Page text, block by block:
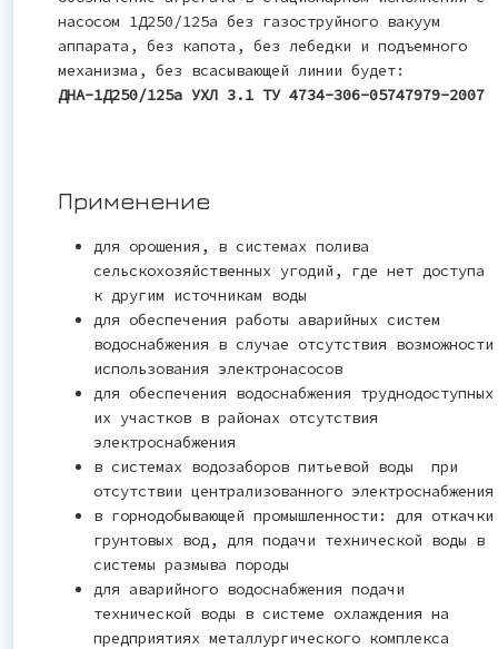
насосом 1Д250/125а без газоструйного вакуум
аппарата, без капота, без лебедки и подъемного
механизма, без всасывающей линии будет:
ДНА-1Д250/125а УХЛ 3.1 ТУ 4734-306-05747979-2007
Применение
для орошения, в системах полива
сельскохозяйственных угодий, где нет доступа
к другим источникам воды
для обеспечения работы аварийных систем
водоснабжения в случае отсутствия возможности
использования электронасосов
для обеспечения водоснабжения труднодоступных
их участков в районах отсутствия
электроснабжения
в системах водозаборов питьевой воды при
отсутствии централизованного электроснабжения
в горнодобывающей промышленности: для откачки
грунтовых вод, для подачи технической воды в
системы размыва породы
для аварийного водоснабжения подачи
технической воды в системе охлаждения на
предприятиях металлургического комплекса